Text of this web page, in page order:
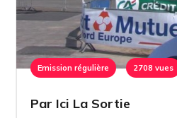
Emission régulière 2708 vues
Par Ici La Sortie